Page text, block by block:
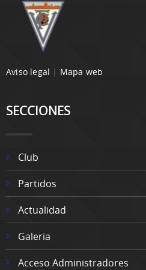
Aviso legal | Mapa web
SECCIONES
Club
Partidos
Actualidad
Galeria
Acceso Administradores